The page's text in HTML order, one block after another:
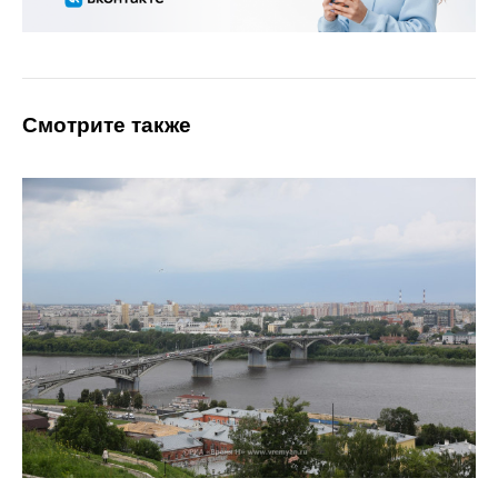
Смотрите также